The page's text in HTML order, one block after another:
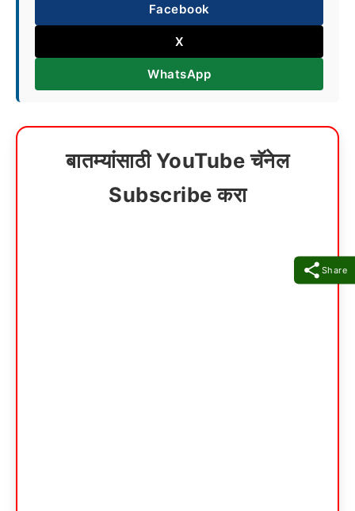
Share
Facebook
X
WhatsApp
बातम्यांसाठी YouTube चॅनेल
Subscribe करा